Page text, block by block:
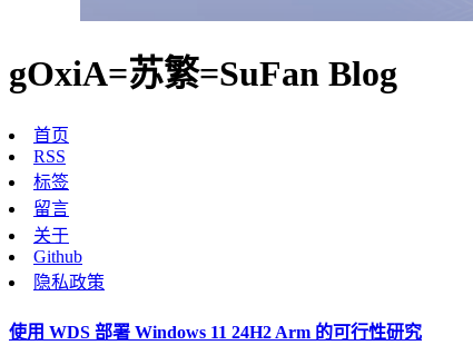
gOxiA=苏繁=SuFan Blog
首页
RSS
标签
留言
关于
Github
隐私政策
使用 WDS 部署 Windows 11 24H2 Arm 的可行性研究